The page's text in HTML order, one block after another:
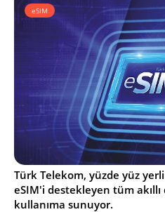
eSIM
Türk Telekom, yüzde yüz
eSIM'i destekleyen tüm
kullanıma sunuyor.